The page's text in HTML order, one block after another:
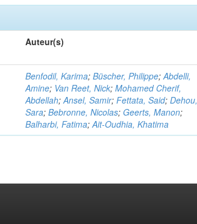
Auteur(s)
Benfodil, Karima;Büscher, Philippe;Abdelli,
Amine; Van Reet, Nick;Mohamed Cherif,
Abdellah;Ansel, Samir;Fettata, Said;Dehou,
Sara;Bebronne, Nicolas; Geerts, Manon;
Balharbi, Fatima;Ait-Oudhia, Khatima